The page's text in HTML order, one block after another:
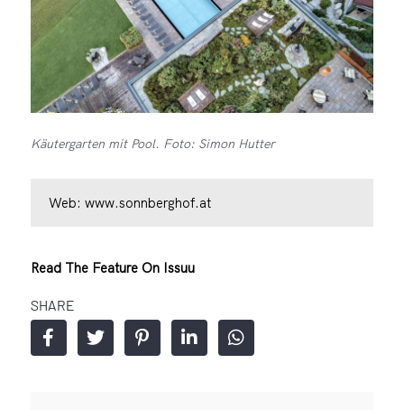
Käutergarten mit Pool. Foto: Simon Hutter
Web: www.sonnberghof.at
Read The Feature On Issuu
SHARE